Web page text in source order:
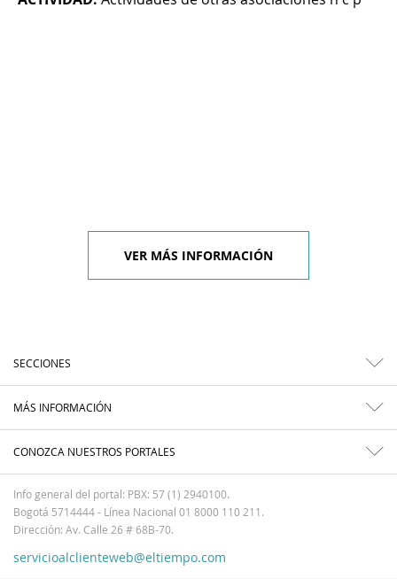
VER MÁS INFORMACIÓN
SECCIONES
MÁS INFORMACIÓN
CONOZCA NUESTROS PORTALES
Info general del portal: PBX: 57 (1) 2940100.
Bogotá 5714444 - Línea Nacional 01 8000 110 211.
Dirección: Av. Calle 26 # 68B-70.
servicioalclienteweb@eltiempo.com